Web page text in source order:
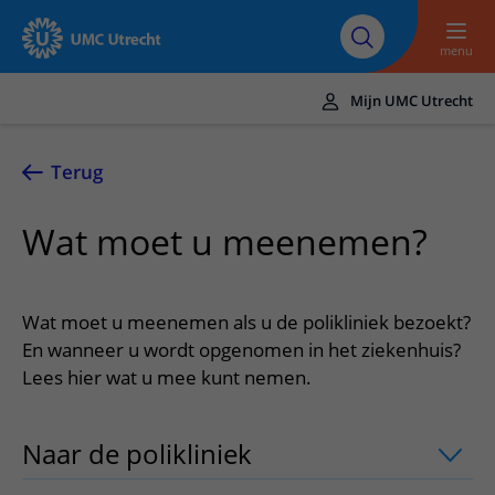
Naar hoofdinhoud
Over UMC
Utrecht
Research
Werken bij het UMC
Utrecht
menu
UMC Utrecht
Zorg en behandeling
Behandelingen
Poliklinieken
Onze zorgverleners
Afspraak maken of wijzigen
Bezoek aan de polikliniek
Voorbereiding op uw afspraak
In het ziekenhuis
Winkels en restaurants
Spoed
Contactgegevens
Verwijzers
Patiënt verwijzen
Mijn UMC Utrecht
Terug
Wat moet u meenemen?
Wat moet u meenemen als u de polikliniek bezoekt?
En wanneer u wordt opgenomen in het ziekenhuis?
Lees hier wat u mee kunt nemen.
Naar de polikliniek uitklapper, klik